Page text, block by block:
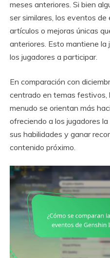
meses anteriores. Si bien
ser similares, los eventos de
artículos o mejoras únicas
anteriores. Esto mantiene la
los jugadores a participar.
En comparación con
centrado en temas festivos,
menudo se orientan más
ofreciendo a los jugadores
sus habilidades y ganar
contenido próximo.